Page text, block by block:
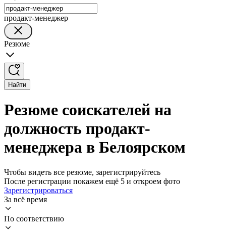
продакт-менеджер
Резюме
Найти
Резюме соискателей на
должность продакт-
менеджера в Белоярском
Чтобы видеть все резюме, зарегистрируйтесь
После регистрации покажем ещё 5 и откроем фото
Зарегистрироваться
За всё время
По соответствию